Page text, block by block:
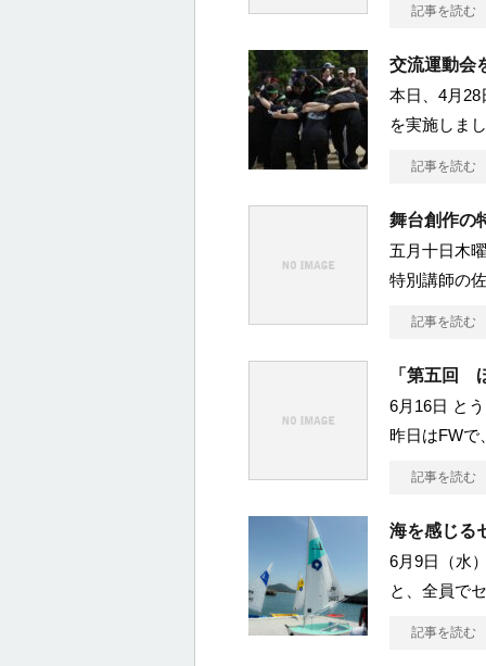
記事を読む
交流運動会
本日、4月
を実施しま
記事を読む
舞台創作の
五月十日木
特別講師の
記事を読む
「第五回
6月16日 と
昨日はFWで
記事を読む
海を感じる
6月9日（水
と、全員で
記事を読む